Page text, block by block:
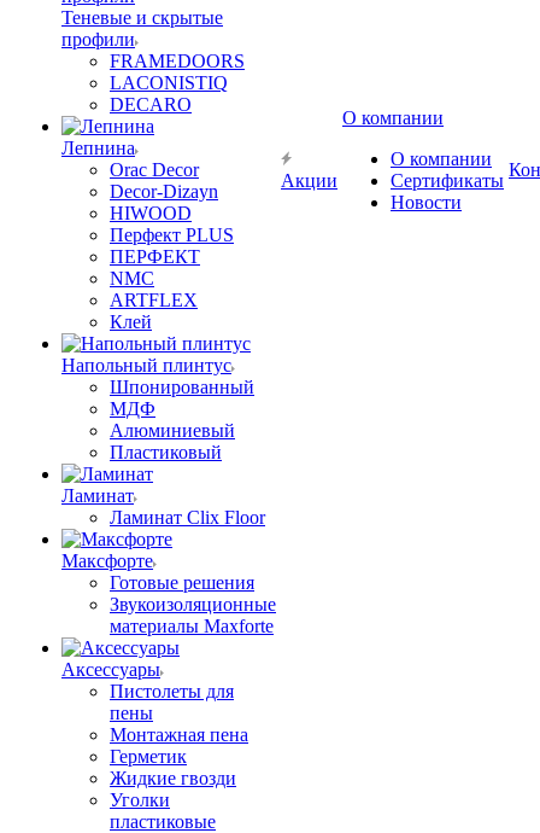
Теневые и скрытые
профили
FRAMEDOORS
LACONISTIQ
DECARO
Лепнина
Orac Decor
Decor-Dizayn
HIWOOD
Перфект PLUS
ПЕРФЕКТ
NMC
ARTFLEX
Клей
Напольный плинтус
Шпонированный
МДФ
Алюминиевый
Пластиковый
Ламинат
Ламинат Clix Floor
Максфорте
Готовые решения
Звукоизоляционные
материалы Maxforte
Аксессуары
Пистолеты для
пены
Монтажная пена
Герметик
Жидкие гвозди
Уголки
пластиковые
Акции
О компании
О компании
Сертификаты
Новости